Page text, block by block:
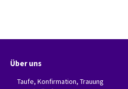
Über uns
Taufe, Konfirmation, Trauung